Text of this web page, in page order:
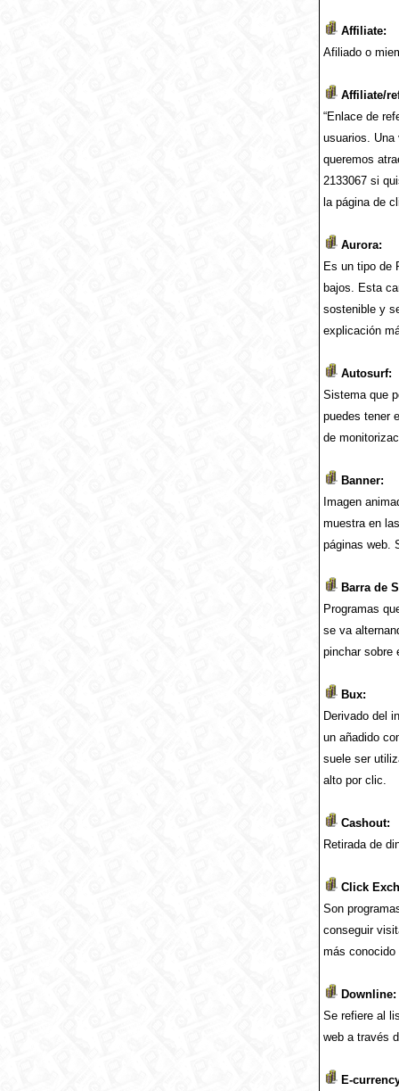
Affiliate:
Afiliado o
Affiliate/
“Enlace de
usuarios.
queremos
2133067 si
la página de
Aurora:
Es un tipo de
bajos. Esta
sostenible y
explicación
Autosurf:
Sistema que
puedes tener
de
Banner:
Imagen
muestra en
páginas web.
Barra de
Programas
se va
pinchar sobre
Bux:
Derivado del
un añadido
suele ser
alto por clic.
Cashout:
Retirada de
Click
Son
conseguir
más
Downline:
Se refiere al
web a través
E-